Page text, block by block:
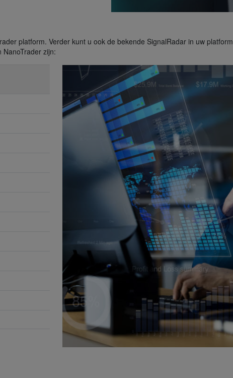
platform. Verder kunt u ook de bekende SignalRadar in uw platform
zijn: